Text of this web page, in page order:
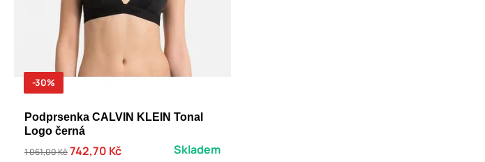
-30%
Podprsenka CALVIN KLEIN Tonal
Logo černá
1 061,00 Kč742,70 Kč Skladem